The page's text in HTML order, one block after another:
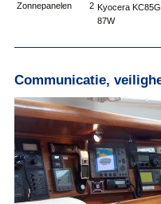
Zonnepanelen 2 Kyocera
87W
Communicatie,